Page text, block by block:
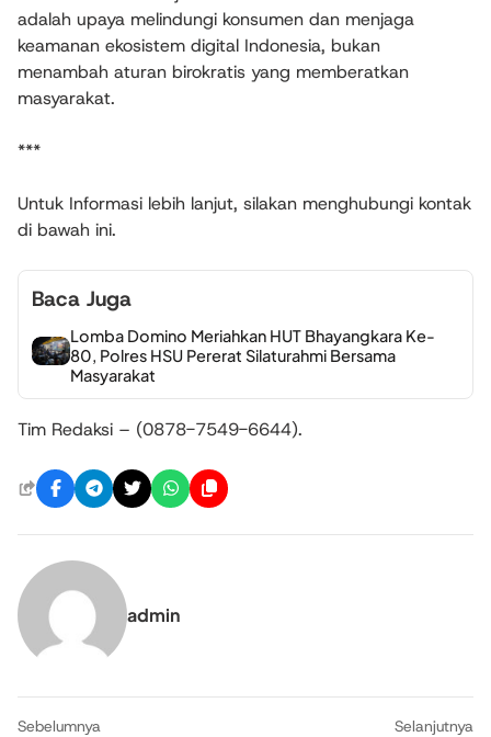
adalah upaya melindungi konsumen dan menjaga
keamanan ekosistem digital Indonesia, bukan
menambah aturan birokratis yang memberatkan
masyarakat.
***
Untuk Informasi lebih lanjut, silakan menghubungi kontak
di bawah ini.
Baca Juga
Lomba Domino Meriahkan HUT Bhayangkara Ke-
80, Polres HSU Pererat Silaturahmi Bersama
Masyarakat
Tim Redaksi – (0878-7549-6644).
admin
Sebelumnya
Selanjutnya